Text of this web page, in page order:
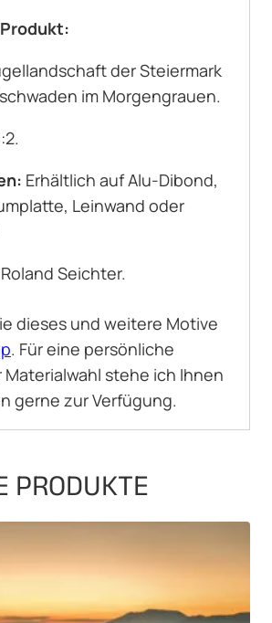
der Steiermark
im Morgengrauen.
Erhältlich auf Alu-Dibond,
Leinwand oder
Roland Seichter.
dieses und weitere Motive
. Für eine persönliche
stehe ich Ihnen
gerne zur Verfügung.
PRODUKTE